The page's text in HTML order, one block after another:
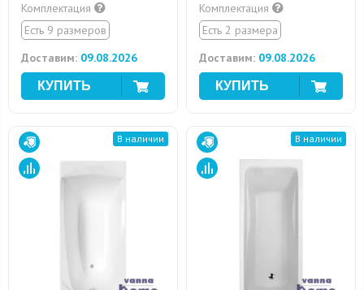
Комплектация
Есть 9 размеров
Доставим: 09.08.2026
Комплектация
Есть 2 размера
Доставим: 09.08.2026
В наличии В наличии